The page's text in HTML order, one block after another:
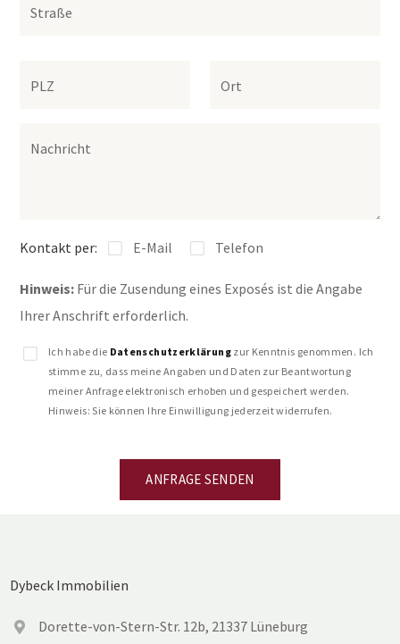
Straße
PLZ Ort
Nachricht
Kontakt per: E-Mail Telefon
Hinweis: Für die Zusendung eines Exposés ist die Angabe
Ihrer Anschrift erforderlich.
Ich habe die Datenschutzerklärungzur Kenntnis genommen. Ich
stimme zu, dass meine Angaben und Daten zur Beantwortung
meiner Anfrage elektronisch erhoben und gespeichert werden.
Hinweis: Sie können Ihre Einwilligung jederzeit widerrufen.
ANFRAGE SENDEN
Dybeck Immobilien
Dorette-von-Stern-Str. 12b, 21337 Lüneburg